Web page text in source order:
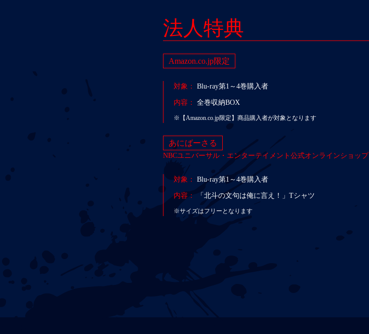
法人特典
Amazon.co.jp限定
対象： Blu-ray第1～4巻購入者
内容： 全巻収納BOX
※【Amazon.co.jp限定】商品購入者が対象となります
あにばーさる
NBCユニバーサル・エンターテイメント公式オンラインショップ
対象： Blu-ray第1～4巻購入者
内容： 「北斗の文句は俺に言え！」Tシャツ
※サイズはフリーとなります